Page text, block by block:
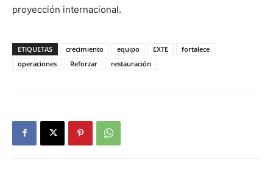
proyección internacional.
ETIQUETAS crecimiento equipo EXTE
fortalece
operaciones
Reforzar restauración